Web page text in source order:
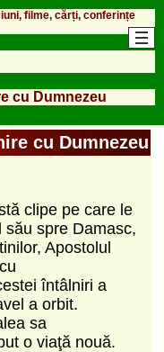
filme, cărți, conferințe
cu Dumnezeu
cu Dumnezeu
clipe pe care le
său spre Damasc,
Apostolul
întâlniri a
a orbit.
sa
o viaţă nouă.